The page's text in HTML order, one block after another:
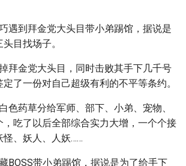
遇到拜金党大头目带小弟踢馆，据说是
目找场子。
拜金党大头目，同时击败其手下几千号
了一份对自己超级有利的不平等条约。
色药草分给军师、部下、小弟、宠物、
，吃了以后全部综合实力大增，一个个接
怪、妖人、人妖……
BOSS带小弟踢馆，据说是为了给手下